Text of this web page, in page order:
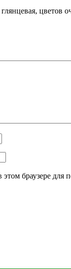
цветов
этом браузере